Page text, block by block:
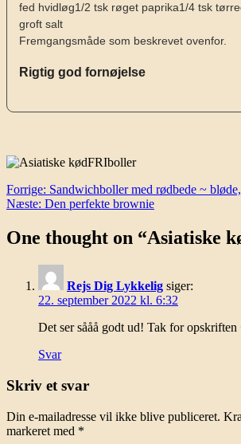
fed hvidløg1/2 tsk røget paprika1/4 tsk
groft salt
Fremgangsmåde som beskrevet ovenfor.
Rigtig god fornøjelse
Indlægsnavigation
Forrige: Sandwichboller med rødbede ~
Næste: Den perfekte brownie
One thought on “Asiatiske
Rejs Dig Lykkelig siger:
22. september 2022 kl. 6:32
Det ser sååå godt ud! Tak for opskriften
Svar
Skriv et svar
Din e-mailadresse vil ikke blive publiceret.
markeret med *